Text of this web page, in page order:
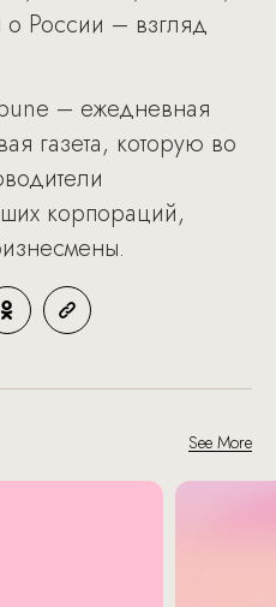
о России – взгляд
– ежедневная
газета, которую во
корпораций,
See More